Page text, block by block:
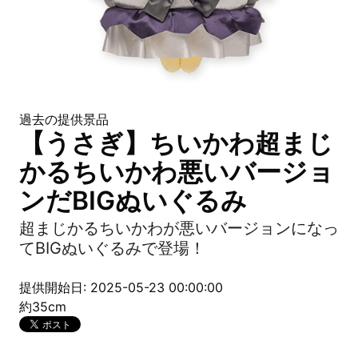
過去の提供景品
【うさぎ】ちいかわ超まじ
かるちいかわ悪いバージョ
ンだBIGぬいぐるみ
超まじかるちいかわが悪いバージョンになっ
てBIGぬいぐるみで登場！
提供開始日: 2025-05-23 00:00:00
約35cm